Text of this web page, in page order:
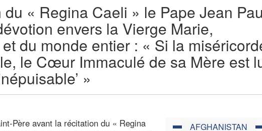
du « Regina Caeli » le Pape Jean
envers la Vierge Marie,
du monde entier : « Si la
le Cœur Immaculé de sa Mère est
»
AFGHANISTAN
Père avant la récitation du « Regina